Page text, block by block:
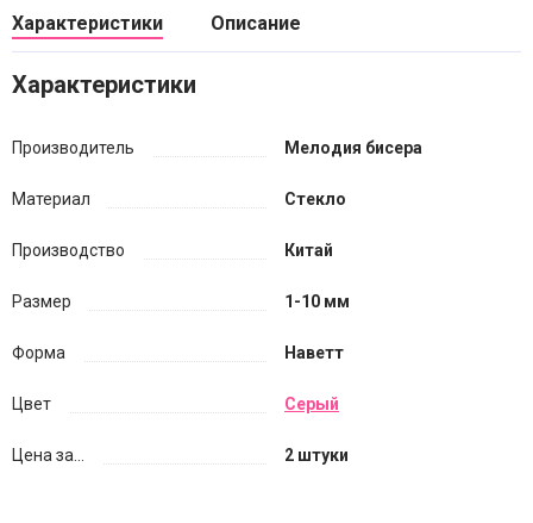
Характеристики Описание
Характеристики
Производитель Мелодия бисера
Материал Стекло
Производство Китай
Размер 1-10 мм
Форма Наветт
Цвет Серый
Цена за... 2 штуки